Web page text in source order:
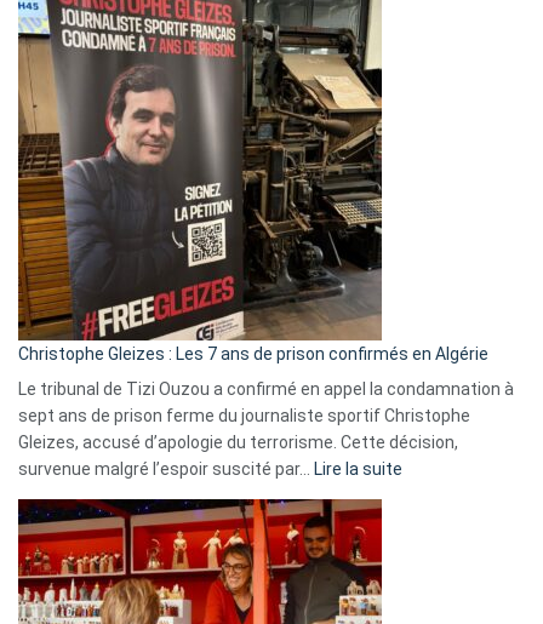
2026
:
Pays-
Bas,
Espagne,
Irlande
et
Slovénie
rejettent
la
présence
d’Israël
Christophe Gleizes : Les 7 ans de prison confirmés en Algérie
Le tribunal de Tizi Ouzou a confirmé en appel la condamnation à
sept ans de prison ferme du journaliste sportif Christophe
Gleizes, accusé d’apologie du terrorisme. Cette décision,
survenue malgré l’espoir suscité par… Lire la suite